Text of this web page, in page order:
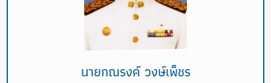
นายกณรงค์ วงษ์เพ็ชร